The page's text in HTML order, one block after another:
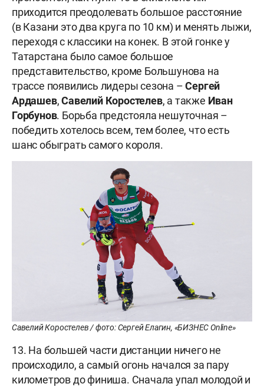
приходится преодолевать большое расстояние
(в Казани это два круга по 10 км) и менять лыжи,
переходя с классики на конек. В этой гонке у
Татарстана было самое большое
представительство, кроме Большунова на
трассе появились лидеры сезона –Сергей
Ардашев,Савелий Коростелев, а также Иван
Горбунов. Борьба предстояла нешуточная –
победить хотелось всем, тем более, что есть
шанс обыграть самого короля.
Савелий Коростелев / фото: Сергей Елагин, «БИЗНЕС Online»
13. На большей части дистанции ничего не
происходило, а самый огонь начался за пару
километров до финиша. Сначала упал молодой и